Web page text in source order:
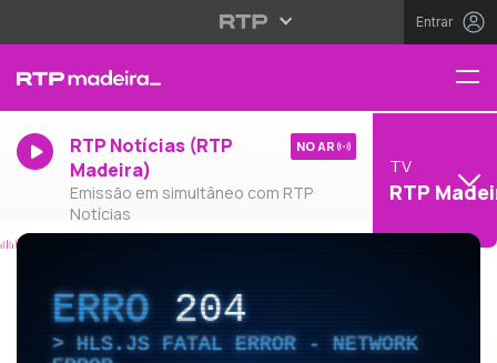
Entrar
RTP Notícias (RTP
Madeira)
Emissão em simultâneo com RTP
Notícias
NO AR
TV
RTP
ERRO204
HLS.JS FATAL ERROR - NETWORK